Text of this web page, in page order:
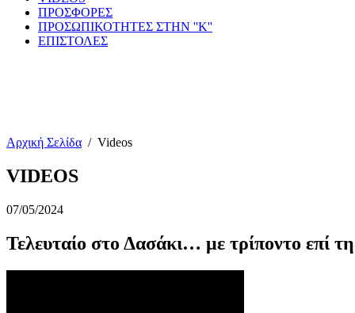
ΠΡΟΣΦΟΡΕΣ
ΠΡΟΣΩΠΙΚΟΤΗΤΕΣ ΣΤΗΝ ''Κ''
ΕΠΙΣΤΟΛΕΣ
Αρχική Σελίδα / Videos
VIDEOS
07/05/2024
Τελευταίο στο Δασάκι… με τρίποντο επί